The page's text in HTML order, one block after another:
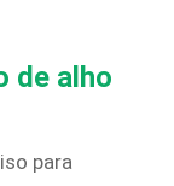
de alho
para